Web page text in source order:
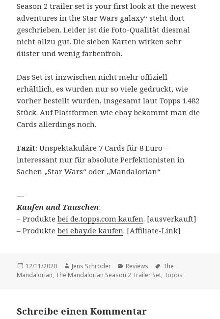
Season 2 trailer set is your first look at the newest
adventures in the Star Wars galaxy“ steht dort
geschrieben. Leider ist die Foto-Qualität diesmal
nicht allzu gut. Die sieben Karten wirken sehr
düster und wenig farbenfroh.
Das Set ist inzwischen nicht mehr offiziell
erhältlich, es wurden nur so viele gedruckt, wie
vorher bestellt wurden, insgesamt laut Topps 1.482
Stück. Auf Plattformen wie ebay bekommt man die
Cards allerdings noch.
Fazit: Unspektakuläre 7 Cards für 8 Euro –
interessant nur für absolute Perfektionisten in
Sachen „Star Wars“ oder „Mandalorian“
—
Kaufen und Tauschen:
– Produktebei de.topps.com kaufen. [ausverkauft]
– Produktebei ebay.de kaufen. [Affiliate-Link]
Veröffentlicht
am
12/11/2020 Autor
Jens Schröder Kategorien
Reviews Schlagwörter
The
Mandalorian, The Mandalorian Season 2 Trailer Set, Topps
Schreibe einen Kommentar